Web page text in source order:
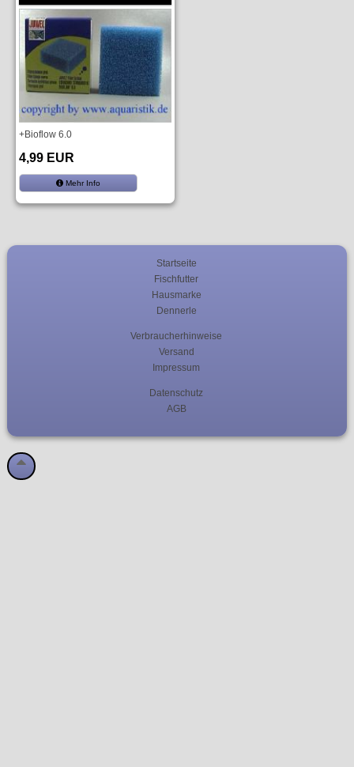
+Bioflow 6.0
4,99 EUR
Mehr Info
Startseite
Fischfutter
Hausmarke
Dennerle
Verbraucherhinweise
Versand
Impressum
Datenschutz
AGB